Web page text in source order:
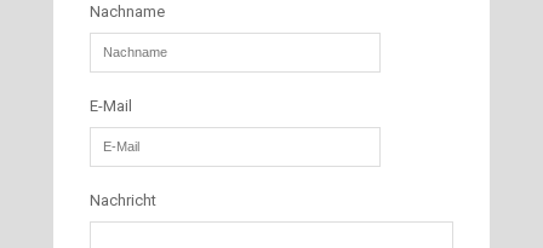
Nachname
E-Mail
Nachricht